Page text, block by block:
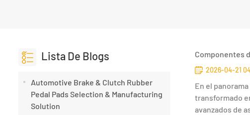
Lista De Blogs
Automotive Brake & Clutch Rubber
Pedal Pads Selection & Manufacturing
Solution
Componentes
2026-04-21
En el
transformado
avanzados de